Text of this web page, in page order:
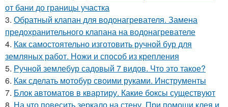
от бани до границы участка
3. Обратный клапан для водонагревателя. Замена
предохранительного клапана на водонагревателе
4. Как самостоятельно изготовить ручной бур для
земляных работ. Ножи и способ из крепления
5. Ручной землебур садовый 7 видов. Что это такое?
6. Как сделать мотобур своими руками. Инструменты
7. Блок автоматов в квартиру. Какие боксы существуют
8. На что повесить зеркало на стену. При помощи клея и